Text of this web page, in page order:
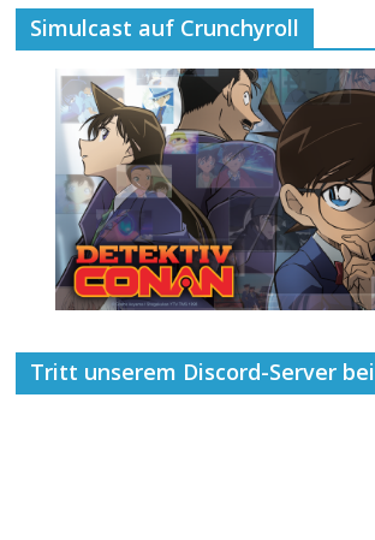
Simulcast auf Crunchyroll
Tritt unserem Discord-Server bei